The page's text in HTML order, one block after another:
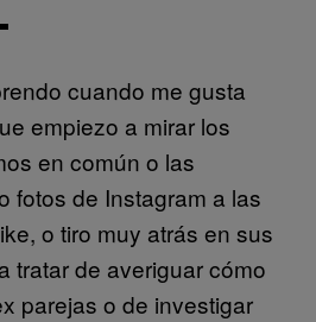
cuando me gusta
empiezo a mirar los
en común o las
fotos de Instagram a las
o tiro muy atrás en sus
tratar de averiguar cómo
parejas o de investigar